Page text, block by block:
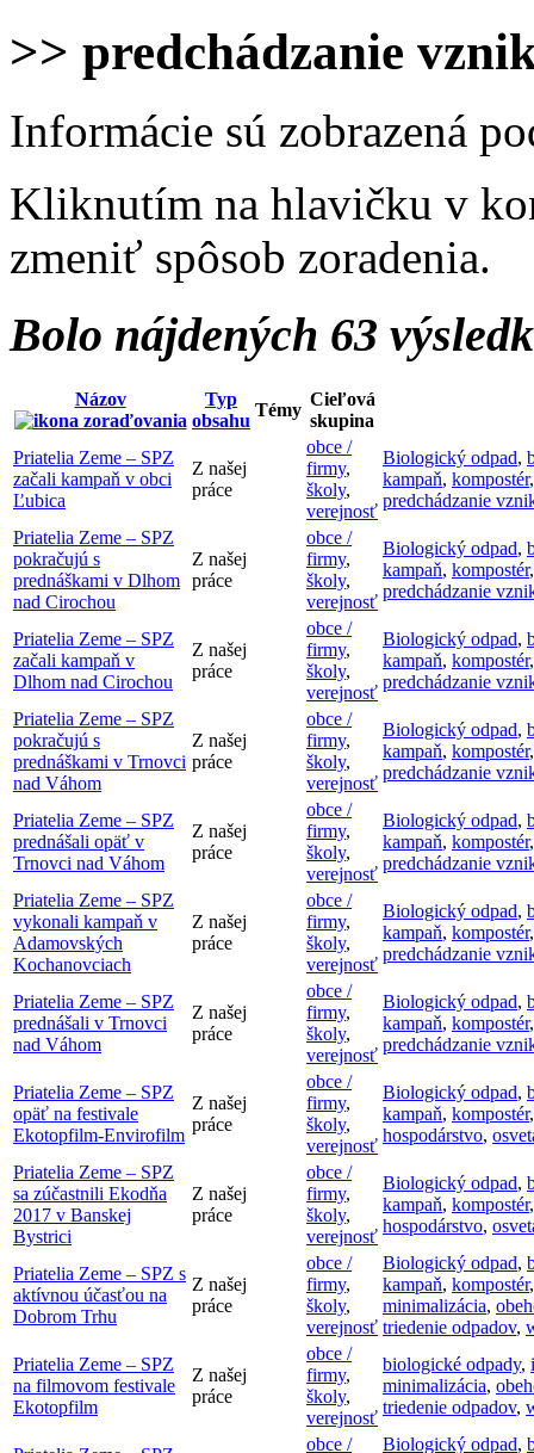
>> predchádzanie
Informácie sú zobrazená
Kliknutím na hlavičku v
zmeniť spôsob zoradenia.
Bolo nájdených 63
Názov
Typ
obsahu
Témy
Cieľová
skupina
Priatelia Zeme – SPZ
začali kampaň v obci
Ľubica
Z našej
práce
obce /
firmy,
školy,
verejnosť
Biologický odpad,
kampaň, kompostér
predchádzanie
Priatelia Zeme – SPZ
pokračujú s
prednáškami v Dlhom
nad Cirochou
Z našej
práce
obce /
firmy,
školy,
verejnosť
Biologický odpad,
kampaň, kompostér
predchádzanie
Priatelia Zeme – SPZ
začali kampaň v
Dlhom nad Cirochou
Z našej
práce
obce /
firmy,
školy,
verejnosť
Biologický odpad,
kampaň, kompostér
predchádzanie
Priatelia Zeme – SPZ
pokračujú s
prednáškami v Trnovci
nad Váhom
Z našej
práce
obce /
firmy,
školy,
verejnosť
Biologický odpad,
kampaň, kompostér
predchádzanie
Priatelia Zeme – SPZ
prednášali opäť v
Trnovci nad Váhom
Z našej
práce
obce /
firmy,
školy,
verejnosť
Biologický odpad,
kampaň, kompostér
predchádzanie
Priatelia Zeme – SPZ
vykonali kampaň v
Adamovských
Kochanovciach
Z našej
práce
obce /
firmy,
školy,
verejnosť
Biologický odpad,
kampaň, kompostér
predchádzanie
Priatelia Zeme – SPZ
prednášali v Trnovci
nad Váhom
Z našej
práce
obce /
firmy,
školy,
verejnosť
Biologický odpad,
kampaň, kompostér
predchádzanie
Priatelia Zeme – SPZ
opäť na festivale
Ekotopfilm-Envirofilm
Z našej
práce
obce /
firmy,
školy,
verejnosť
Biologický odpad,
kampaň, kompostér
hospodárstvo,
Priatelia Zeme – SPZ
sa zúčastnili Ekodňa
2017 v Banskej
Bystrici
Z našej
práce
obce /
firmy,
školy,
verejnosť
Biologický odpad,
kampaň, kompostér
hospodárstvo,
Priatelia Zeme – SPZ s
aktívnou účasťou na
Dobrom Trhu
Z našej
práce
obce /
firmy,
školy,
verejnosť
Biologický odpad,
kampaň, kompostér
minimalizácia,
triedenie odpadov,
Priatelia Zeme – SPZ
na filmovom festivale
Ekotopfilm
Z našej
práce
obce /
firmy,
školy,
verejnosť
biologické odpady,
minimalizácia,
triedenie odpadov,
obce / Biologický odpad,